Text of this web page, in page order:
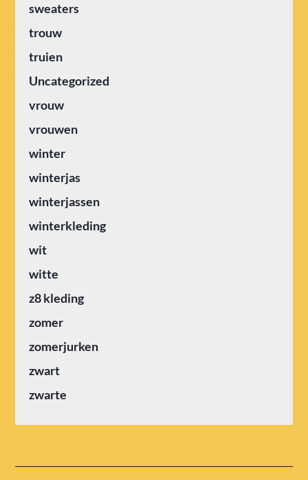
sweaters
trouw
truien
Uncategorized
vrouw
vrouwen
winter
winterjas
winterjassen
winterkleding
wit
witte
z8 kleding
zomer
zomerjurken
zwart
zwarte